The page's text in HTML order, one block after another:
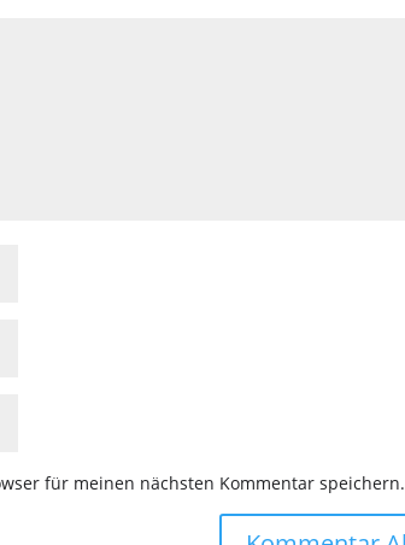
für meinen nächsten Kommentar speichern.